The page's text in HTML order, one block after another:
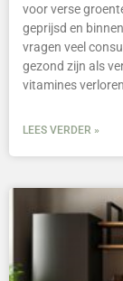
voor verse
geprijsd en
vragen veel
gezond zijn als
vitamines
LEES VERDER »